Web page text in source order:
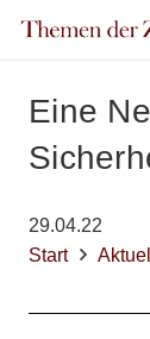
Eine
29.04.22
Start
Aktuell